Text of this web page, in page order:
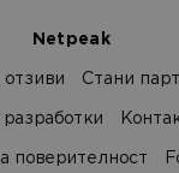
Netpeak
Стани
поверителност